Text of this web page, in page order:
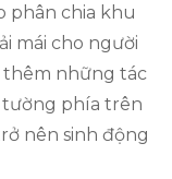
phân chia khu
mái cho người
thêm những tác
phía trên
nên sinh động